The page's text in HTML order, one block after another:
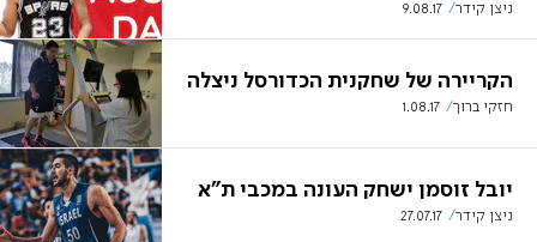
ניצן קידר 9.08.17
הקריירה של שחקנית הכדורסל ניצלה
חזקי ברוך 1.08.17
יובל זוסמן ישחק העונה במכבי ת"א
ניצן קידר 27.07.17